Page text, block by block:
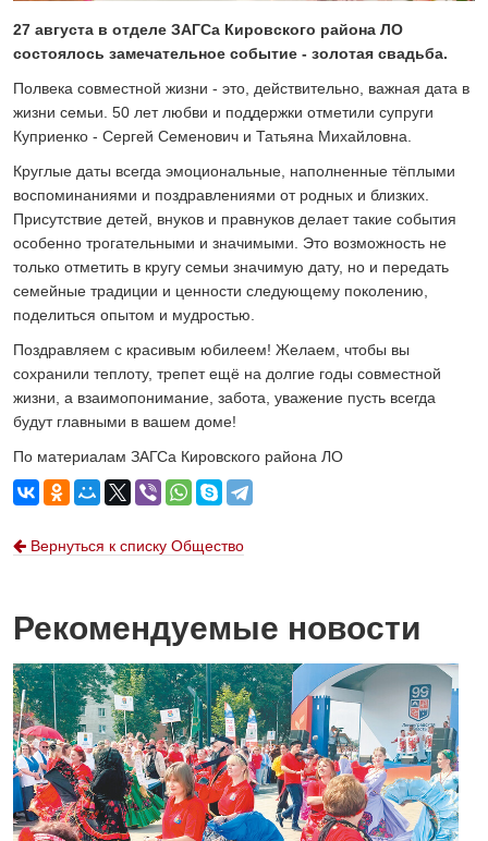
ОБЩЕСТВО
Скоро в школу!
24 ИЮЛЯ 2026
ОБЩЕСТВО
Спрашивали? Отвечаем!
27 августа в отделе ЗАГСа Кировского района ЛО
состоялось замечательное событие - золотая свадьба.
Полвека совместной жизни - это, действительно, важная дата в
жизни семьи. 50 лет любви и поддержки отметили супруги
Куприенко - Сергей Семенович и Татьяна Михайловна.
Круглые даты всегда эмоциональные, наполненные тёплыми
воспоминаниями и поздравлениями от родных и близких.
Присутствие детей, внуков и правнуков делает такие события
особенно трогательными и значимыми. Это возможность не
только отметить в кругу семьи значимую дату, но и передать
семейные традиции и ценности следующему поколению,
поделиться опытом и мудростью.
Поздравляем с красивым юбилеем! Желаем, чтобы вы
сохранили теплоту, трепет ещё на долгие годы совместной
жизни, а взаимопонимание, забота, уважение пусть всегда
будут главными в вашем доме!
По материалам ЗАГСа Кировского района ЛО
Вернуться к списку Общество
Рекомендуемые новости